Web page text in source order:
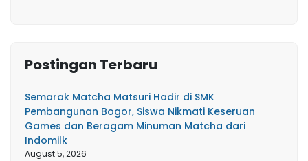
Postingan Terbaru
Semarak Matcha Matsuri Hadir di SMK
Pembangunan Bogor, Siswa Nikmati Keseruan
Games dan Beragam Minuman Matcha dari
Indomilk
August 5, 2026